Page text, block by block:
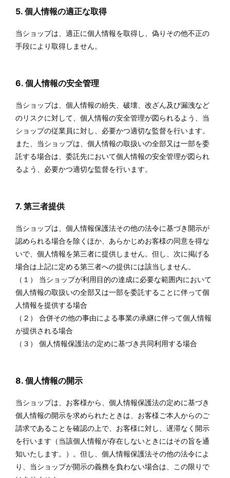
5. 個人情報の適正な取得
当ショップは、適正に個人情報を取得し、偽りその他不正の
手段により取得しません。
6. 個人情報の安全管理
当ショップは、個人情報の紛失、破壊、改ざん及び漏洩など
のリスクに対して、個人情報の安全管理が図られるよう、当
ショップの従業員に対し、必要かつ適切な監督を行います。
また、当ショップは、個人情報の取扱いの全部又は一部を委
託する場合は、委託先において個人情報の安全管理が図られ
るよう、必要かつ適切な監督を行います。
7. 第三者提供
当ショップは、個人情報保護法その他の法令に基づき開示が
認められる場合を除くほか、あらかじめお客様の同意を得な
いで、個人情報を第三者に提供しません。但し、次に掲げる
場合は上記に定める第三者への提供には該当しません。
（１） 当ショップが利用目的の達成に必要な範囲内において
個人情報の取扱いの全部又は一部を委託することに伴って個
人情報を提供する場合
（２） 合併その他の事由による事業の承継に伴って個人情報
が提供される場合
（３） 個人情報保護法の定めに基づき共同利用する場合
8. 個人情報の開示
当ショップは、お客様から、個人情報保護法の定めに基づき
個人情報の開示を求められたときは、お客様ご本人からのご
請求であることを確認の上で、お客様に対し、遅滞なく開示
を行います（当該個人情報が存在しないときにはその旨を通
知いたします。）。但し、個人情報保護法その他の法令によ
り、当ショップが開示の義務を負わない場合は、この限りで